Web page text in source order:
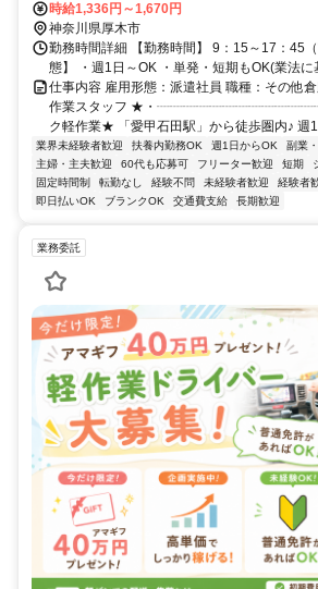
時給1,336円～1,670円
神奈川県厚木市
勤務時間詳細 【勤務時間】 9：15～17：45
態】 ・週1日～OK ・単発・短期もOK(業法に
仕事内容 雇用形態：派遣社員 職種：その他
作業スタッフ ★・┈┈┈┈┈┈┈┈┈┈┈┈┈
ク軽作業★ 「愛甲石田駅」から徒歩圏内♪ 週
業界未経験者歓迎 扶養内勤務OK 週1日からOK
副業
主婦・主夫歓迎
60代も応募可 フリーター歓迎 短期
固定時間制
転勤なし 経験不問 未経験者歓迎 経験者
即日払いOK
ブランクOK 交通費支給 長期歓迎
業務委託